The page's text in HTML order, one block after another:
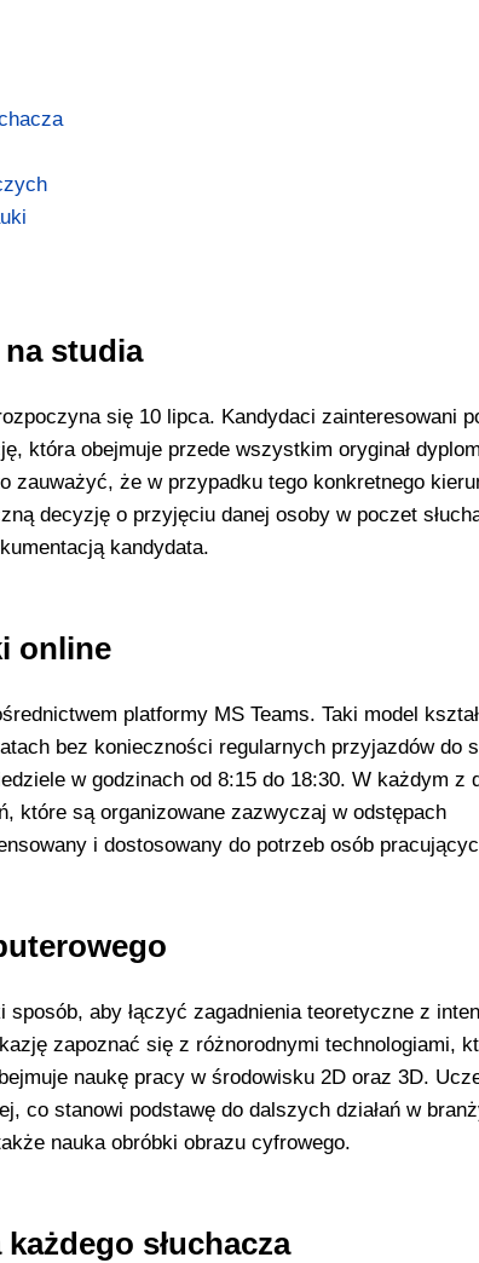
studia
się 10 lipca. Kandydaci zainteresowani
która obejmuje przede wszystkim oryginał
zauważyć, że w przypadku tego konkretnego
decyzję o przyjęciu danej osoby w poczet
kandydata.
online
platformy MS Teams. Taki model
bez konieczności regularnych przyjazdów do
w godzinach od 8:15 do 18:30. W każdym z
które są organizowane zazwyczaj w odstępach
i dostosowany do potrzeb osób
aby łączyć zagadnienia teoretyczne z
zapoznać się z różnorodnymi technologiami,
naukę pracy w środowisku 2D oraz 3D.
co stanowi podstawę do dalszych działań w
nauka obróbki obrazu cyfrowego.
słuchacza